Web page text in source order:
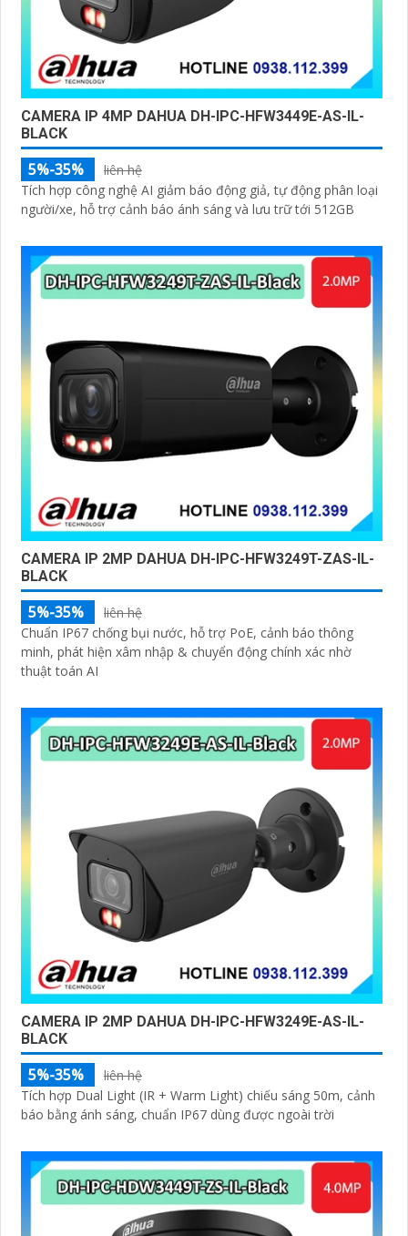
CAMERA IP 4MP DAHUA DH-IPC-HFW3449E-AS-IL-
BLACK
5%-35%
liên hệ
Tích hợp công nghệ AI giảm báo động giả, tự động phân loại
người/xe, hỗ trợ cảnh báo ánh sáng và lưu trữ tới 512GB
CAMERA IP 2MP DAHUA DH-IPC-HFW3249T-ZAS-IL-
BLACK
5%-35%
liên hệ
Chuẩn IP67 chống bụi nước, hỗ trợ PoE, cảnh báo thông
minh, phát hiện xâm nhập & chuyển động chính xác nhờ
thuật toán AI
CAMERA IP 2MP DAHUA DH-IPC-HFW3249E-AS-IL-
BLACK
5%-35%
liên hệ
Tích hợp Dual Light (IR + Warm Light) chiếu sáng 50m, cảnh
báo bằng ánh sáng, chuẩn IP67 dùng được ngoài trời